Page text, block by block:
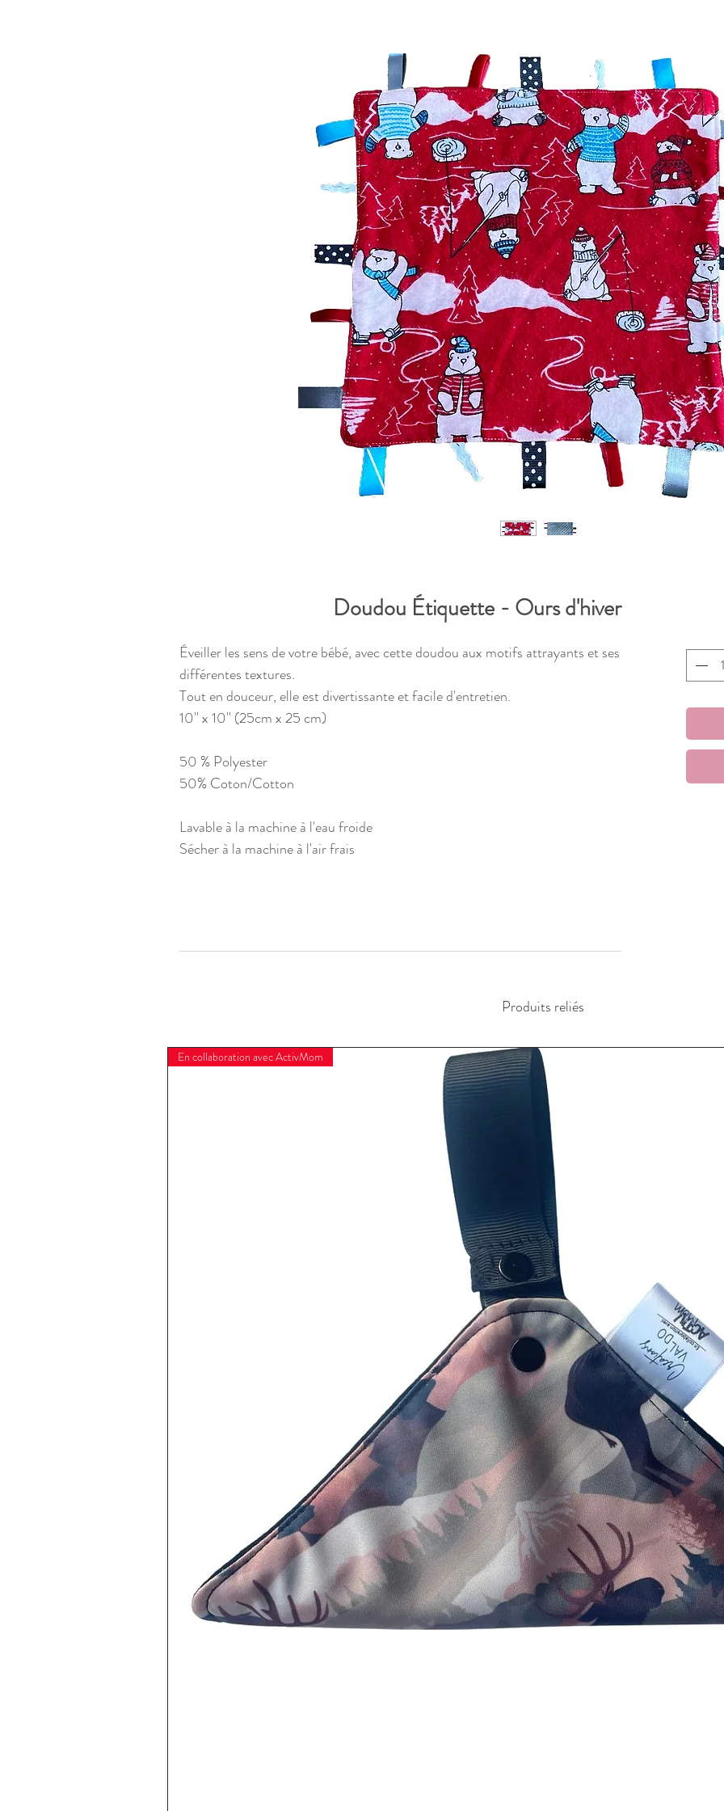
Doudou Étiquette - Ours d'hiver
Éveiller les sens de votre bébé, avec cette doudou aux motifs attrayants et ses
différentes textures.
Tout en douceur, elle est divertissante et facile d'entretien.
10'' x 10'' (25cm x 25 cm)
50 % Polyester
50% Coton/Cotton
Lavable à la machine à l'eau froide
Sécher à la machine à l'air frais
Produits reliés
En collaboration avec ActivMom